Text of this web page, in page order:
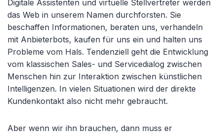
Digitale Assistenten und virtuelle Stellvertreter werden
das Web in unserem Namen durchforsten. Sie
beschaffen Informationen, beraten uns, verhandeln
mit Anbieterbots, kaufen für uns ein und halten uns
Probleme vom Hals. Tendenziell geht die Entwicklung
vom klassischen Sales- und Servicedialog zwischen
Menschen hin zur Interaktion zwischen künstlichen
Intelligenzen. In vielen Situationen wird der direkte
Kundenkontakt also nicht mehr gebraucht.
Aber wenn wir ihn brauchen, dann muss er